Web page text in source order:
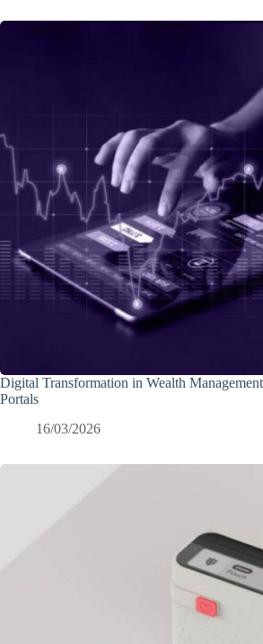
Digital Transformation in Wealth
Portals
16/03/2026